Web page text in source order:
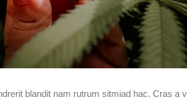
blandit nam rutrum sitmiad hac. Cras a